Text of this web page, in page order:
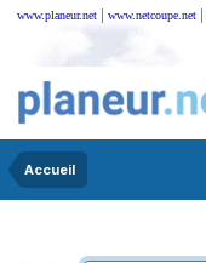
www.planeur.net | www.netcoupe.net |
Accueil